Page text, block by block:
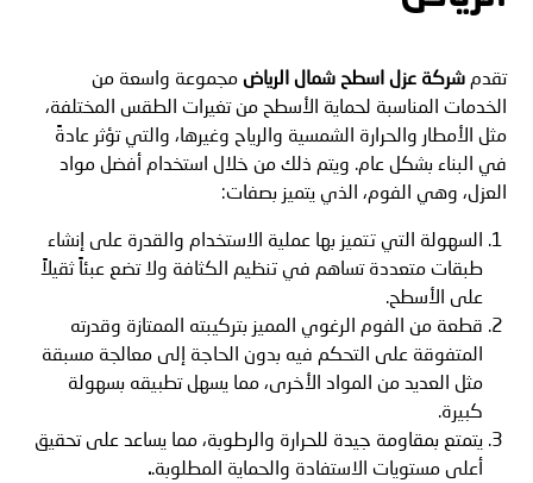
تقدمشركة عزل اسطح شمال الرياض مجموعة واسعة من
الخدمات المناسبة لحماية الأسطح من تغيرات الطقس المختلفة،
مثل الأمطار والحرارة الشمسية والرياح وغيرها، والتي تؤثر عادةً
في البناء بشكل عام. ويتم ذلك من خلال استخدام أفضل مواد
العزل، وهي الفوم، الذي يتميز بصفات:
السهولة التي تتميز بها عملية الاستخدام والقدرة على إنشاء
طبقات متعددة تساهم في تنظيم الكثافة ولا تضع عبئاً ثقيلاً
على الأسطح.
قطعة من الفوم الرغوي المميز بتركيبته الممتازة وقدرته
المتفوقة على التحكم فيه بدون الحاجة إلى معالجة مسبقة
مثل العديد من المواد الأخرى، مما يسهل تطبيقه بسهولة
كبيرة.
يتمتع بمقاومة جيدة للحرارة والرطوبة، مما يساعد على تحقيق
أعلى مستويات الاستفادة والحماية المطلوبة..